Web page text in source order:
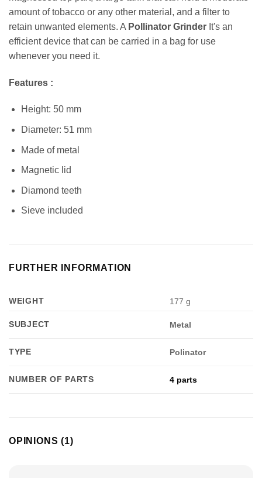
amount of tobacco or any other material, and a filter to
retain unwanted elements. A Pollinator Grinder It's an
efficient device that can be carried in a bag for use
whenever you need it.
Features :
Height: 50 mm
Diameter: 51 mm
Made of metal
Magnetic lid
Diamond teeth
Sieve included
FURTHER INFORMATION
WEIGHT 177 g
SUBJECT Metal
TYPE Polinator
NUMBER OF PARTS 4 parts
OPINIONS (1)